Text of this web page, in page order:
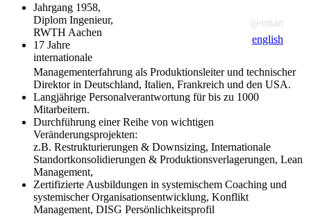
german
english
Jahrgang 1958,
Diplom Ingenieur,
RWTH Aachen
17 Jahre
internationale
Managementerfahrung als Produktionsleiter und technischer
Direktor in Deutschland, Italien, Frankreich und den USA.
Langjährige Personalverantwortung für bis zu 1000
Mitarbeitern.
Durchführung einer Reihe von wichtigen
Veränderungsprojekten:
z.B. Restrukturierungen & Downsizing, Internationale
Standortkonsolidierungen & Produktionsverlagerungen, Lean
Management,
Zertifizierte Ausbildungen in systemischem Coaching und
systemischer Organisationsentwicklung, Konflikt
Management, DISG Persönlichkeitsprofil